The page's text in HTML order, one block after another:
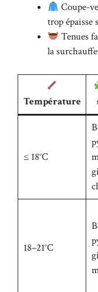
Coupe-
trop épaisse
Tenues
la
Température
≤ 18°C
18–21°C